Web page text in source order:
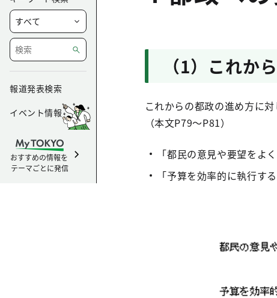
報道発表検索
イベント情報
おすすめの情報を
テーマごとに発信
（1）これか
これからの都政の進め方に
（本文P79～P81）
「都民の意見や要望をよ
「予算を効率的に執行す